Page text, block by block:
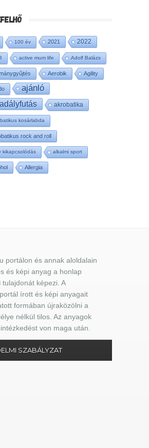
100 év 2021 2022
active mum life Adolf Balázs
Aerobik Agility
ajánló
akrobatika
kosárlabda
rock and roll
kikapcsolódás alkalmi sport
Allergia
portálon és annak aloldalain
és képi anyag a honlap
képezi. A
írott és képi anyagait
formában újraközölni a
nélkül tilos. Az anyagok
von maga után.
SZABÁLYZAT